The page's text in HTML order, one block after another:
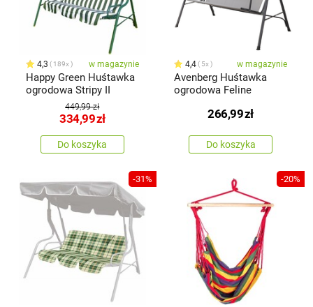
4,3 189x w magazynie
Happy Green Huśtawka
ogrodowa Stripy II
449,99 zł
334,99zł
Do koszyka
4,4 5x w magazynie
Avenberg Huśtawka
ogrodowa Feline
266,99zł
Do koszyka
-31% -20%